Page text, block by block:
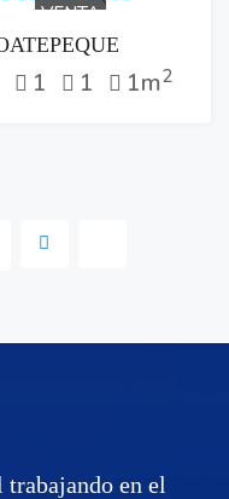
VENTA
1 1 1m2
en el